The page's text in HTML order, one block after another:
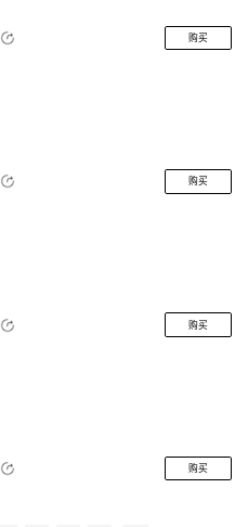
购买
购买
购买
购买